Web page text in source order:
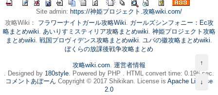
Site admin: https://神姫プロジェクト.攻略wiki.com/
攻略Wiki： フラワーナイトガール攻略Wiki. ガールズシンフォニー：Ec攻
略まとめwiki. あいりすミスティリア攻略まとめwiki. 神姫プロジェクト攻略
まとめwiki. 戦国プロヴィデンス攻略まとめwiki. ユバの徽攻略まとめwiki.
ぼくらの放課後戦争攻略まとめ
攻略wiki.com. 運営者情報
. Designed by 180style. Powered by PHP . HTML convert time: 0.196 sec.
コメントあぼーん Copyright © 2017 Shikikan. License is Apache License
2.0
↑
↓